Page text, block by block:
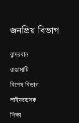
জনপ্রিয় বিভাগ
বান্দরবান
রাঙামাটি
বিশেষ বিভাগ
লাইফডেস্ক
শিক্ষা